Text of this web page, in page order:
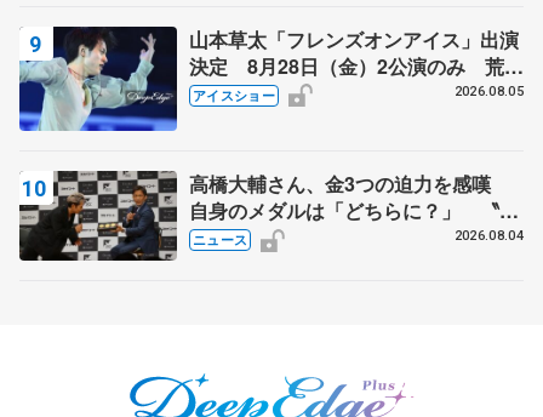
山本草太「フレンズオンアイス」出演
決定 8月28日（金）2公演のみ 荒川
静香さんプロデュース、20周年のアイ
アイスショー 2026.08.05
高橋大輔さん、金3つの迫力を感嘆
自身のメダルは「どちらに？」 〝リ
ス兄弟〟オリンピック3連覇の野村忠
ニュース 2026.08.04